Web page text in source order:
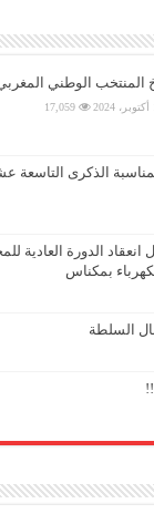
المنتخب الوطني
17,059
الذكرى التاسعة
الدورة العادية
بمكناس
السلطة